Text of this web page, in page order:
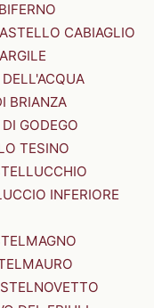
CABIAGLIO
BRIANZA
GODEGO
TESINO
INFERIORE